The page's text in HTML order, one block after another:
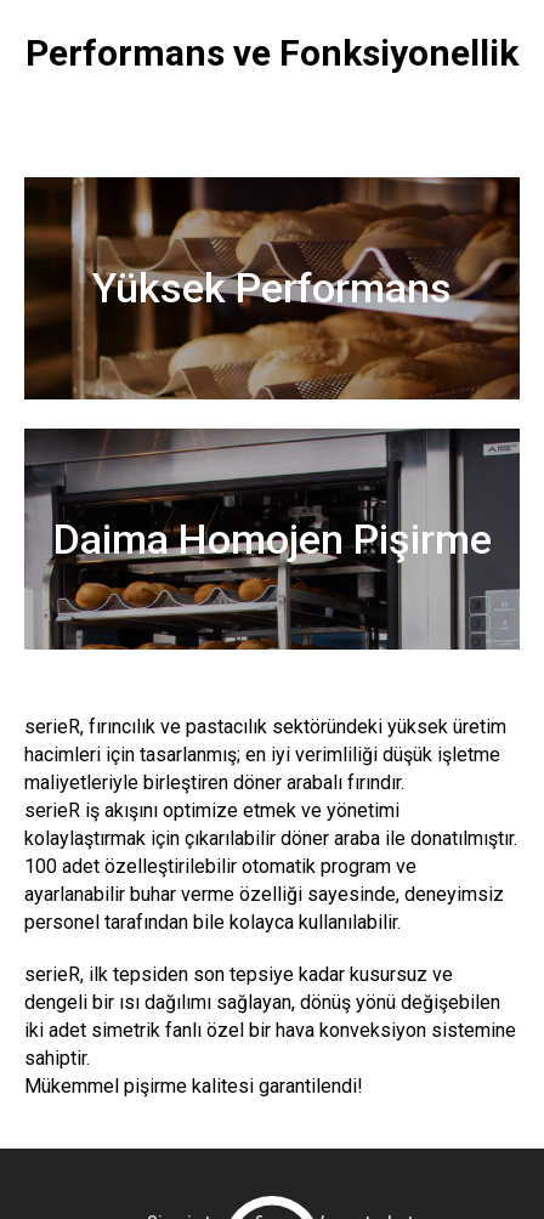
Performans ve Fonksiyonellik
Yüksek Performans
Daima Homojen Pişirme
serieR, fırıncılık ve pastacılık sektöründeki yüksek üretim
hacimleri için tasarlanmış; en iyi verimliliği düşük işletme
maliyetleriyle birleştiren döner arabalı fırındır.
serieR iş akışını optimize etmek ve yönetimi
kolaylaştırmak için çıkarılabilir döner araba ile donatılmıştır.
100 adet özelleştirilebilir otomatik program ve
ayarlanabilir buhar verme özelliği sayesinde, deneyimsiz
personel tarafından bile kolayca kullanılabilir.
serieR, ilk tepsiden son tepsiye kadar kusursuz ve
dengeli bir ısı dağılımı sağlayan, dönüş yönü değişebilen
iki adet simetrik fanlı özel bir hava konveksiyon sistemine
sahiptir.
Mükemmel pişirme kalitesi garantilendi!